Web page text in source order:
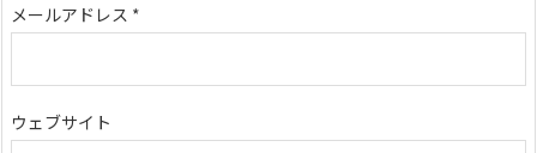
メールアドレス *
ウェブサイト